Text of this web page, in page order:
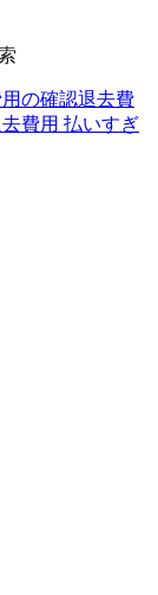
用の確認退去費
費用 払いすぎ